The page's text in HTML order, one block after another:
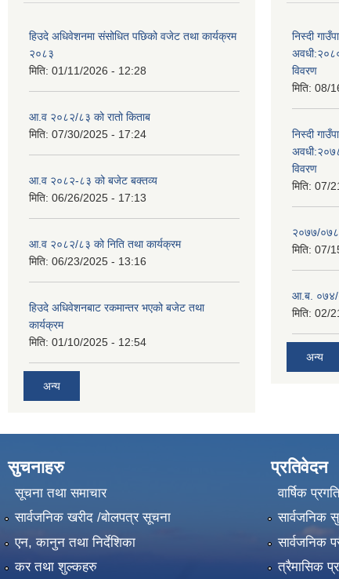
हिउदे अधिवेशनमा संसोधित पछिको वजेट तथा कार्यक्रम
२०८३
मिति: 01/11/2026 - 12:28
आ.व २०८२/८३ को रातो किताब
मिति: 07/30/2025 - 17:24
आ.व २०८२-८३ को बजेट बक्तव्य
मिति: 06/26/2025 - 17:13
आ.व २०८२/८३ को निति तथा कार्यक्रम
मिति: 06/23/2025 - 13:16
हिउदे अधिवेशनबाट रकमान्तर भएको बजेट तथा
कार्यक्रम
मिति: 01/10/2025 - 12:54
अन्य
निस्दी
विवरण
मिति: 08/
निस्दी
विवरण
मिति: 07/
२०७७/०७८
मिति: 07/
आ.ब. ०७४/
मिति: 02/
अन्य
सुचनाहरु
सूचना तथा समाचार
सार्वजनिक खरीद /बोलपत्र सूचना
एन, कानुन तथा निर्देशिका
कर तथा शुल्कहरु
प्रतिवेदन
वार्षिक
सार्वजनिक
सार्वजनिक
त्रैमासिक